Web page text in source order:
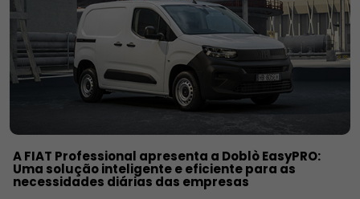
A FIAT Professional apresenta a Doblò EasyPRO:
Uma solução inteligente e eficiente para as
necessidades diárias das empresas